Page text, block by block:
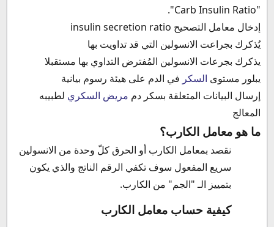
"
Carb Insulin Ratio
".
إدخال معامل التصحيح insulin secretion ratio
يُذكرك بجراعت الانسولين التي قد تداويت بها
يذكرك بجرعات الانسولين المُفترض التداوي بها مستقبلا
يبلور مستوى السكر في الدم على هيئة رسوم بيانية
إرسال البيانات المتعلقة بسكر دم مريض السكري لطبيبه
المعالج
ما هو معامل الكارب؟
نقصد بمعامل الكارب أو الحرق كلّ وحدة من الانسولين
سريع المفعول سوف تكفي الرقم الناتج والذي يكون
بتمييز الـ "الجم" من الكارب.
كيفية حساب معامل الكارب